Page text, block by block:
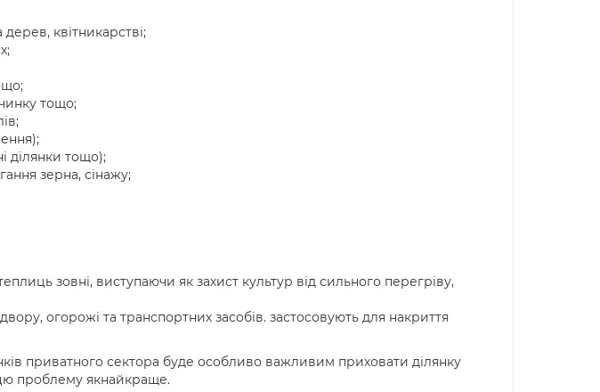
квітникарстві;
тощо;
ділянки тощо);
зерна, сінажу;
зовні, виступаючи як захист культур від сильного перегріву,
огорожі та транспортних засобів. застосовують для накриття
приватного сектора буде особливо важливим приховати ділянку
цю проблему якнайкраще.